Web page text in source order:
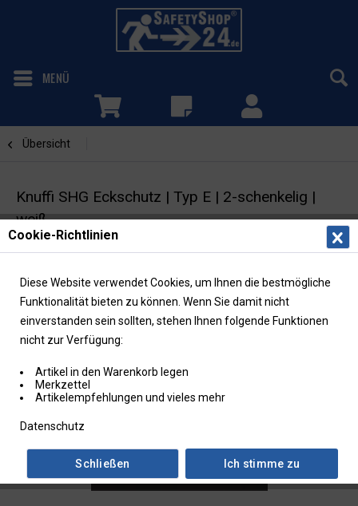
MENÜ
Übersicht
Knuffi SHG Eckschutz | Typ E | 2-schenkelig |
weiß
Verbindungselement | Winkelform |
selbstklebend
Cookie-Richtlinien
Diese Website verwendet Cookies, um Ihnen die bestmögliche
Funktionalität bieten zu können. Wenn Sie damit nicht
einverstanden sein sollten, stehen Ihnen folgende Funktionen
nicht zur Verfügung:
Artikel in den Warenkorb legen
Merkzettel
Artikelempfehlungen und vieles mehr
Datenschutz
Ich stimme zu
Schließen